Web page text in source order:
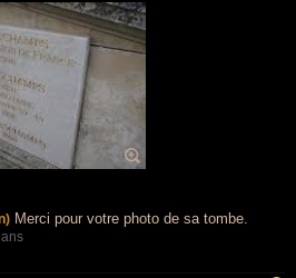
Merci pour votre photo de sa tombe.